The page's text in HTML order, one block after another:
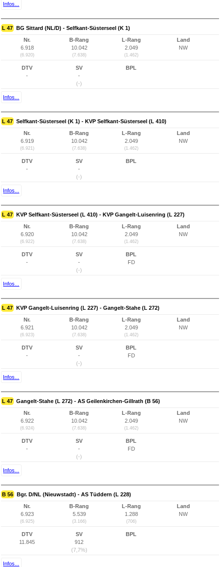
Infos...
L 47 BG Sittard (NL/D) - Selfkant-Süsterseel (K 1)
Nr.
6.918
(6.920)
B-Rang
10.042
(7.638)
L-Rang
2.049
(1.462)
Land
NW
DTV
-
SV
-
(-)
BPL
Infos...
L 47 Selfkant-Süsterseel (K 1) - KVP Selfkant-Süsterseel (L 410)
Nr.
6.919
(6.921)
B-Rang
10.042
(7.638)
L-Rang
2.049
(1.462)
Land
NW
DTV
-
SV
-
(-)
BPL
Infos...
L 47 KVP Selfkant-Süsterseel (L 410) - KVP Gangelt-Luisenring (L 227)
Nr.
6.920
(6.922)
B-Rang
10.042
(7.638)
L-Rang
2.049
(1.462)
Land
NW
DTV
-
SV
-
(-)
BPL
FD
Infos...
L 47 KVP Gangelt-Luisenring (L 227) - Gangelt-Stahe (L 272)
Nr.
6.921
(6.923)
B-Rang
10.042
(7.638)
L-Rang
2.049
(1.462)
Land
NW
DTV
-
SV
-
(-)
BPL
FD
Infos...
L 47 Gangelt-Stahe (L 272) - AS Geilenkirchen-Gillrath (B 56)
Nr.
6.922
(6.924)
B-Rang
10.042
(7.638)
L-Rang
2.049
(1.462)
Land
NW
DTV
-
SV
-
(-)
BPL
FD
Infos...
B 56 Bgr. D/NL (Nieuwstadt) - AS Tüddern (L 228)
Nr.
6.923
(6.925)
B-Rang
5.539
(3.166)
L-Rang
1.288
(706)
Land
NW
DTV
11.845
SV
912
(7,7%)
BPL
Infos...